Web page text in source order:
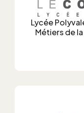
Lycée
Métiers de